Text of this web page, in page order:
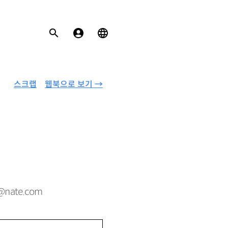
웹북으로 보기 →
스크랩
nate.com